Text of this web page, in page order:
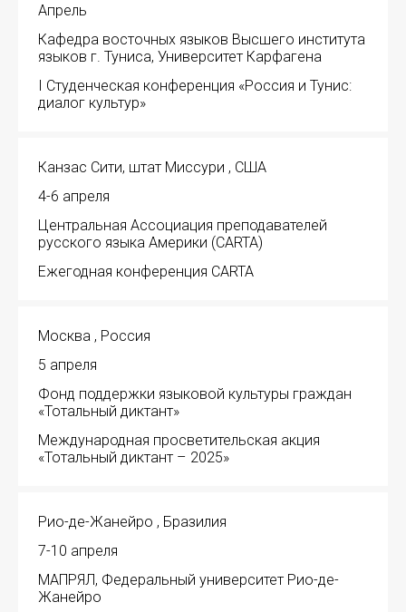
Апрель
Кафедра восточных языков Высшего института
языков г. Туниса, Университет Карфагена
I Студенческая конференция «Россия и Тунис:
диалог культур»
Канзас Сити, штат Миссури , США
4-6 апреля
Центральная Ассоциация преподавателей
русского языка Америки (CARTA)
Ежегодная конференция CARTA
Москва , Россия
5 апреля
Фонд поддержки языковой культуры граждан
«Тотальный диктант»
Международная просветительская акция
«Тотальный диктант – 2025»
Рио-де-Жанейро , Бразилия
7-10 апреля
МАПРЯЛ, Федеральный университет Рио-де-
Жанейро